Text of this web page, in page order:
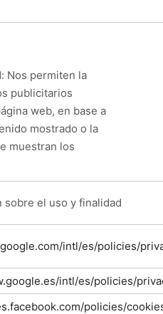
Nos permiten la
publicitarios
web, en base a
mostrado o la
muestran los
sobre el uso y finalidad
intl/es/policies/
intl/es/policies/
policies/